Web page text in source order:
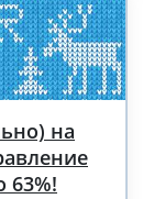
на
63%!